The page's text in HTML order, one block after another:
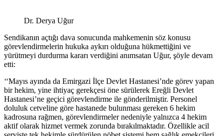
Dr. Derya Uğur
Sendikanın açtığı dava sonucunda mahkemenin söz konusu
görevlendirmelerin hukuka aykırı olduğuna hükmettiğini ve
yürütmeyi durdurma kararı verdiğini anımsatan Uğur, şöyle devam
etti:
‘‘Mayıs ayında da Emirgazi İlçe Devlet Hastanesi’nde görev yapan
bir hekim, yine ihtiyaç gerekçesi öne sürülerek Ereğli Devlet
Hastanesi’ne geçici görevlendirme ile gönderilmiştir. Personel
doluluk cetveline göre hastanede bulunması gereken 6 hekim
kadrosuna rağmen, görevlendirmeler nedeniyle yalnızca 4 hekim
aktif olarak hizmet vermek zorunda bırakılmaktadır. Özellikle acil